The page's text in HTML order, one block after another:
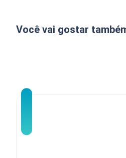
Você vai gostar